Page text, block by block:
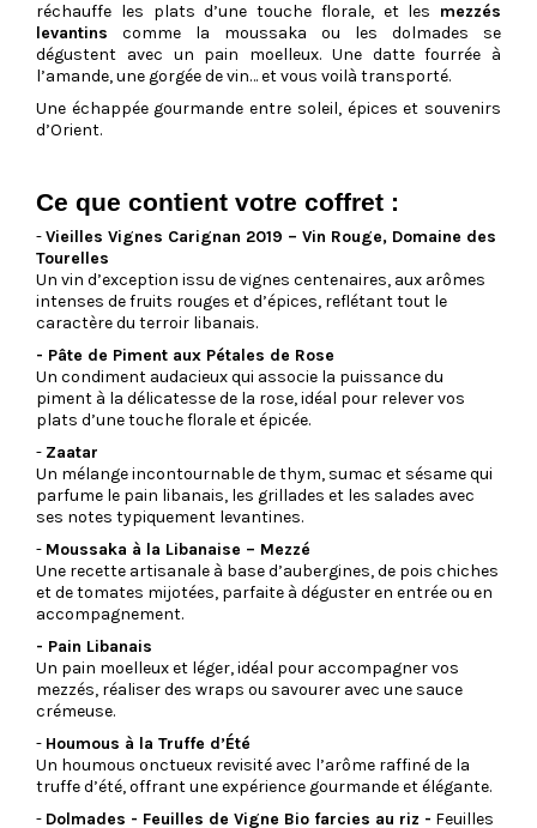
réchauffe les plats d’une touche florale, et les mezzés
levantins comme la moussaka ou les dolmades se
dégustent avec un pain moelleux. Une datte fourrée à
l’amande, une gorgée de vin… et vous voilà transporté.
Une échappée gourmande entre soleil, épices et souvenirs
d’Orient.
Ce que contient votre coffret :
-Vieilles Vignes Carignan 2019 – Vin Rouge, Domaine des
Tourelles
Un vin d’exception issu de vignes centenaires, aux arômes
intenses de fruits rouges et d’épices, reflétant tout le
caractère du terroir libanais.
- Pâte de Piment aux Pétales de Rose
Un condiment audacieux qui associe la puissance du
piment à la délicatesse de la rose, idéal pour relever vos
plats d’une touche florale et épicée.
- Zaatar
Un mélange incontournable de thym, sumac et sésame qui
parfume le pain libanais, les grillades et les salades avec
ses notes typiquement levantines.
- Moussaka à la Libanaise – Mezzé
Une recette artisanale à base d’aubergines, de pois chiches
et de tomates mijotées, parfaite à déguster en entrée ou en
accompagnement.
- Pain Libanais
Un pain moelleux et léger, idéal pour accompagner vos
mezzés, réaliser des wraps ou savourer avec une sauce
crémeuse.
- Houmous à la Truffe d’Été
Un houmous onctueux revisité avec l’arôme raffiné de la
truffe d’été, offrant une expérience gourmande et élégante.
- Dolmades - Feuilles de Vigne Bio farcies au riz - Feuilles